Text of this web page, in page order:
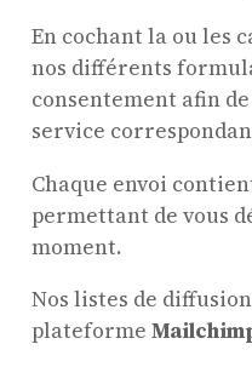
En cochant la ou les
nos différents
consentement afin
service
Chaque envoi
permettant de vous
moment.
Nos listes de
plateforme